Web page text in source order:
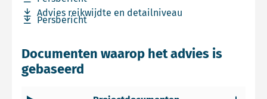
Advies reikwijdte en detailniveau
Download bestand Advies reikwijdte en detailniveau
Persbericht
Download bestand Persbericht
Documenten waarop het advies is
gebaseerd